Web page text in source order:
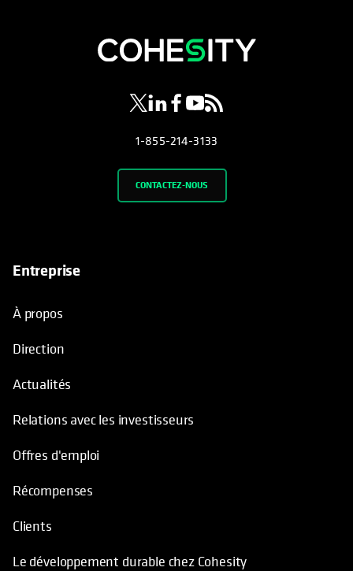
s’ouvre dans un nouvel onglet
s’ouvre dans un nouvel onglet
s’ouvre dans un nouvel onglet
s’ouvre dans un nouvel
s’ouvre dans un nouvel
1-855-214-3133
CONTACTEZ-NOUS
Entreprise
À propos
Direction
Actualités
Relations avec les investisseurs
Offres d'emploi
Récompenses
Clients
Le développement durable chez Cohesity